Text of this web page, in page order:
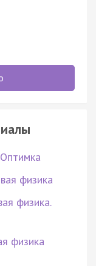
физика
физика.
физика